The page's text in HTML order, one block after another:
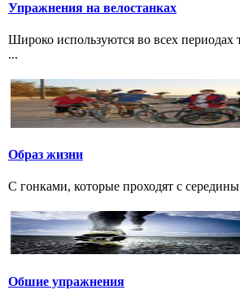
Упражнения на велостанках
Широко используются во всех периодах
...
Образ жизни
С гонками, которые проходят с
Обшие упражнения